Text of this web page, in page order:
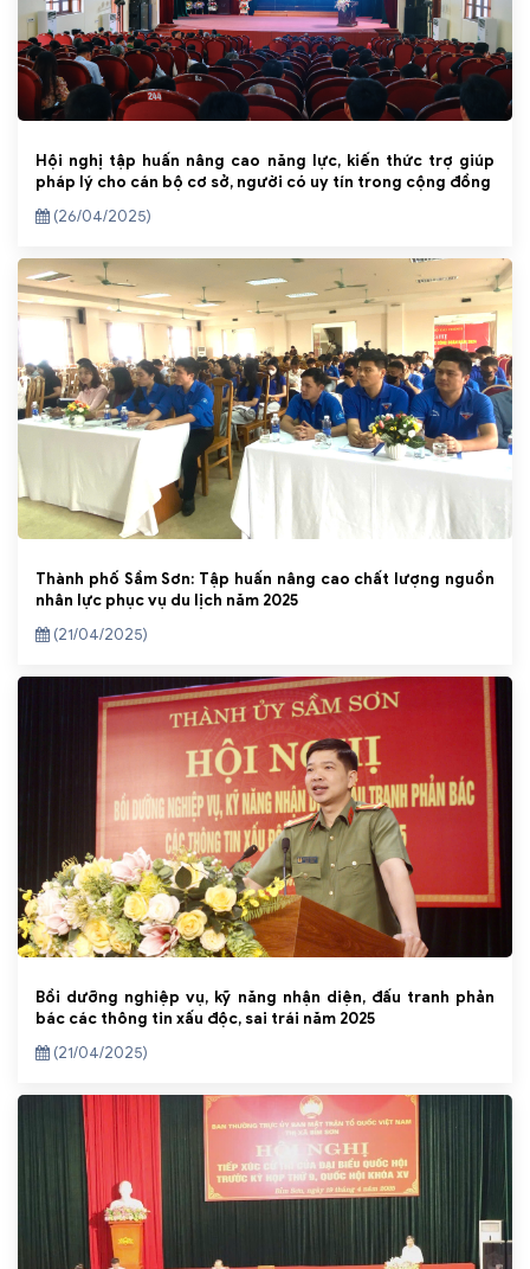
Hội nghị tập huấn nâng cao năng lực, kiến thức trợ giúp
pháp lý cho cán bộ cơ sở, người có uy tín trong cộng đồng
(26/04/2025)
Thành phố Sầm Sơn: Tập huấn nâng cao chất lượng nguồn
nhân lực phục vụ du lịch năm 2025
(21/04/2025)
Bồi dưỡng nghiệp vụ, kỹ năng nhận diện, đấu tranh phản
bác các thông tin xấu độc, sai trái năm 2025
(21/04/2025)